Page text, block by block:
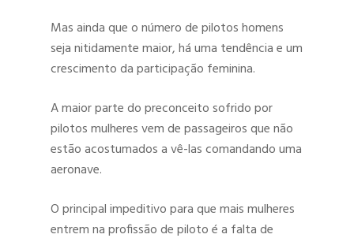
Hit enter to search or ESC to close
Mas ainda que o número de pilotos homens
seja nitidamente maior, há uma tendência e um
crescimento da participação feminina.
A maior parte do preconceito sofrido por
pilotos mulheres vem de passageiros que não
estão acostumados a vê-las comandando uma
aeronave.
O principal impeditivo para que mais mulheres
entrem na profissão de piloto é a falta de